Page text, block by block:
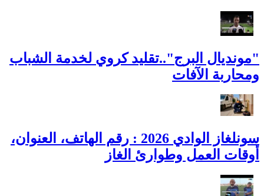
"مونديال البرج"..تقليد كروي لخدمة الشباب
ومحاربة الآفات
سونلغاز الوادي 2026 : رقم الهاتف، العنوان،
أوقات العمل وطوارئ الغاز